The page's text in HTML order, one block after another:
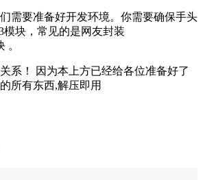
需要准备好开发环境。你需要确保手头
模块，常见的是网友封装
。
系！ 因为本上方已经给各位准备好了
所有东西,解压即用